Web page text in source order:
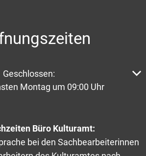
Öffnungs- oder Schließzeiten
Geschlossen:
Montag um 09:00 Uhr
Büro Kulturamt:
bei den Sachbearbeiterinnen